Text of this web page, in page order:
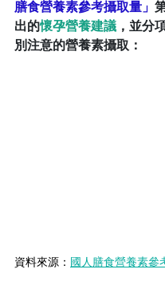
膳食營養素參考攝取量」
出的懷孕營養建議 ，並分
別注意的營養素攝取：
資料來源： 國人膳食營養素參